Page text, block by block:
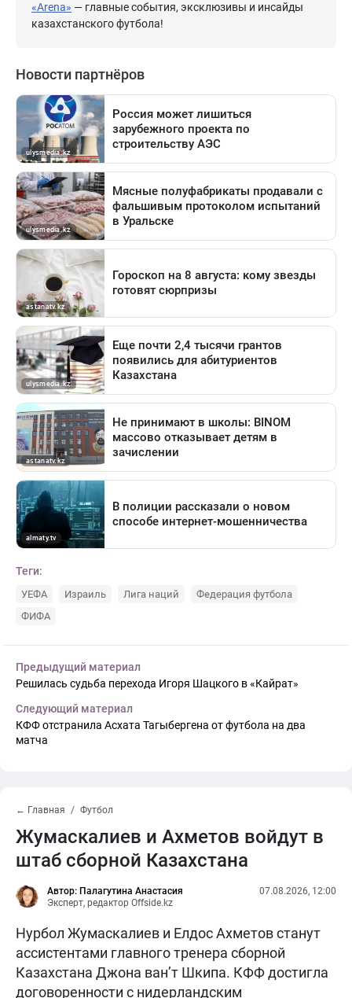
«Arena» — главные события, эксклюзивы и инсайды
казахстанского футбола!
Теги:
УЕФА Израиль Лига наций
Федерация футбола
ФИФА
Предыдущий материал
Решилась судьба перехода Игоря Шацкого в «Кайрат»
Следующий материал
КФФ отстранила Асхата Тагыбергена от футбола на два
матча
← Главная Футбол
Жумаскалиев и Ахметов войдут в
штаб сборной Казахстана
Автор: Палагутина Анастасия
Эксперт, редактор Offside.kz
07.08.2026, 12:00
Нурбол Жумаскалиев и Елдос Ахметов станут
ассистентами главного тренера сборной
Казахстана Джона ван’т Шкипа. КФФ достигла
договоренности с нидерландским